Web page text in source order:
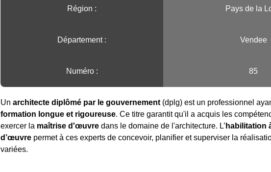
Région :️ Pays de la
Département : Vendee
Numéro : 85
Un architecte diplômé par le gouvernement (dplg) est un professionnel
formation longue et rigoureuse. Ce titre garantit qu'il a acquis les
exercer la maîtrise d'œuvre dans le domaine de l'architecture. L’ habilitation
d’œuvre permet à ces experts de concevoir, planifier et superviser la
variées.